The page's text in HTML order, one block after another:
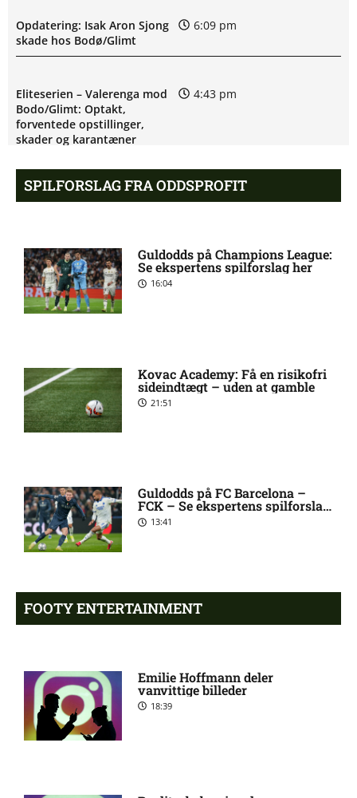
Opdatering: Isak Aron Sjong
skade hos Bodø/Glimt
6:09 pm
Eliteserien – Valerenga mod
Bodo/Glimt: Optakt,
forventede opstillinger,
skader og karantæner
4:43 pm
[2026/08/08]
1. Division – Hobro IK mod
1. Division – Aarhus Fremad
mod HB Køge: Optakt,
forventede opstillinger,
skader og karantæner
5:46 am
Atlético forbereder bud på
Tottenham-anfører
10:23 pm
målmand til Spanien
Chelsea sælger Chalobah til
Como
SPILFORSLAG FRA ODDSPROFIT
Guldodds på Champions League:
Se ekspertens spilforslag her
16:04
Kovac Academy: Få en risikofri
sideindtægt – uden at gamble
21:51
Guldodds på FC Barcelona –
FCK – Se ekspertens spilforslag
her13:41
FOOTY ENTERTAINMENT
Emilie Hoffmann deler
vanvittige billeder
18:39